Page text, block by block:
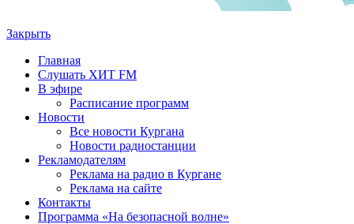
Закрыть
Главная
Слушать ХИТ FM
В эфире
Расписание программ
Новости
Все новости Кургана
Новости радиостанции
Рекламодателям
Реклама на радио в Кургане
Реклама на сайте
Контакты
Программа «На безопасной волне»